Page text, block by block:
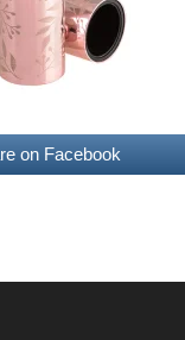
on Facebook